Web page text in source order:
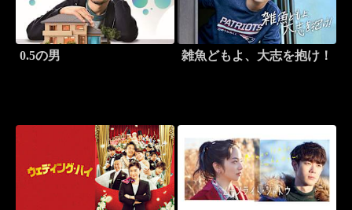
0.5の男 雑魚どもよ、大志を抱け！